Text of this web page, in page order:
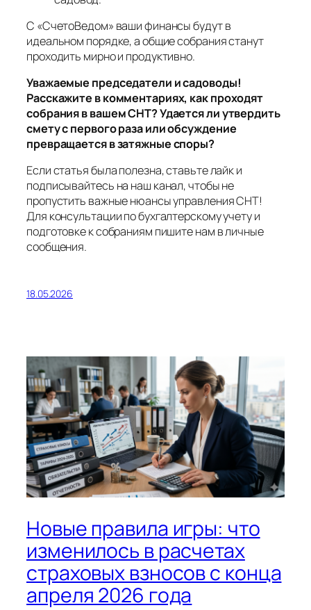
С «СчетоВедом» ваши финансы будут в
идеальном порядке, а общие собрания станут
проходить мирно и продуктивно.
Уважаемые председатели и садоводы!
Расскажите в комментариях, как проходят
собрания в вашем СНТ? Удается ли утвердить
смету с первого раза или обсуждение
превращается в затяжные споры?
Если статья была полезна, ставьте лайк и
подписывайтесь на наш канал, чтобы не
пропустить важные нюансы управления СНТ!
Для консультации по бухгалтерскому учету и
подготовке к собраниям пишите нам в личные
сообщения.
18.05.2026
Новые правила игры: что
изменилось в расчетах
страховых взносов с конца
апреля 2026 года